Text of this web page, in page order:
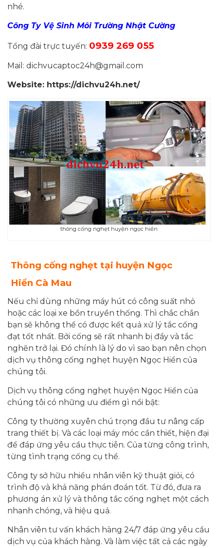
nhé.
Công Ty Vệ Sinh Môi Trường Nhật Cường
Tổng đài trực tuyến: 0939 269 055
Mail: dichvucaptoc24h@gmail.com
Website: https://dichvu24h.net/
thông cống nghẹt huyện ngọc hiển
Thông cống nghẹt tại huyện Ngọc
Hiển Cà Mau
Nếu chỉ dùng những máy hút có công suất nhỏ
hoặc các loại xe bồn truyền thống. Thì chắc chắn
bạn sẽ không thể có được kết quả xử lý tắc cống
đạt tốt nhất. Bởi cống sẽ rất nhanh bị đầy và tắc
nghẽn trở lại. Đó chính là lý do vì sao bạn nên chọn
dịch vụ thông cống nghẹt huyện Ngọc Hiển của
chúng tôi.
Dịch vụ thông cống nghẹt huyện Ngọc Hiển của
chúng tôi có những ưu điểm gì nổi bật:
Công ty thường xuyên chú trọng đầu tư nâng cấp
trang thiết bị. Và các loại máy móc cần thiết, hiện đại
để đáp ứng yêu cầu thực tiễn. Của từng công trình,
từng tình trạng cống cụ thể.
Công ty sở hữu nhiều nhân viên kỹ thuật giỏi, có
trình độ và khả năng phán đoán tốt. Từ đó, đưa ra
phương án xử lý và thông tắc cống nghẹt một cách
nhanh chóng, và hiệu quả.
Nhân viên tư vấn khách hàng 24/7 đáp ứng yêu cầu
dịch vụ của khách hàng. Và làm việc tất cả các ngày